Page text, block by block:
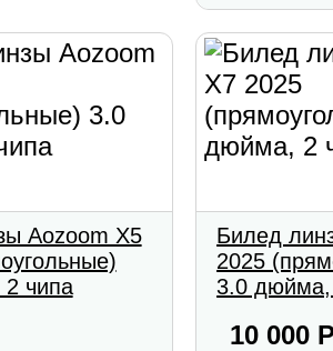
Aozoom X5
чипа
Билед
2025
3.0 дюйма,
10 000